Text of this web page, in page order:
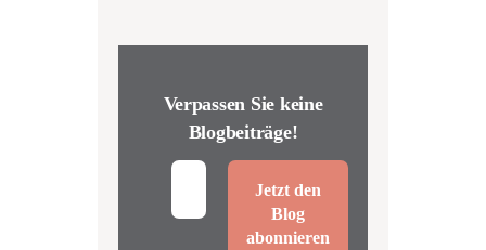
Verpassen Sie keine
Blogbeiträge!